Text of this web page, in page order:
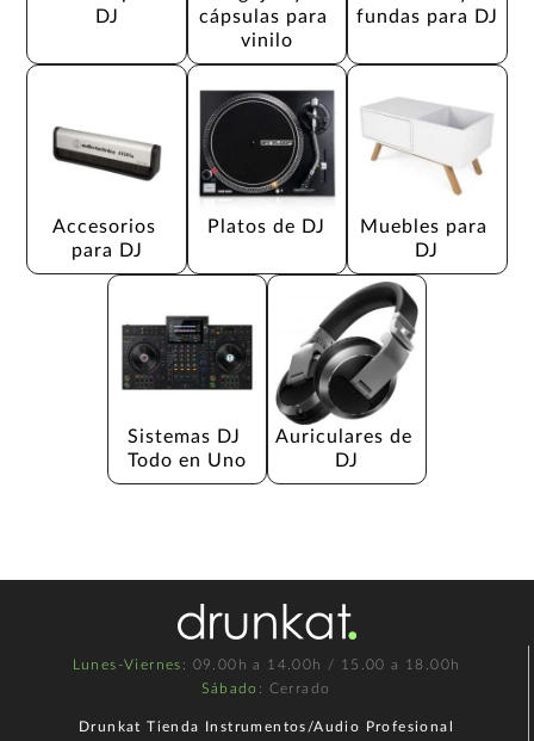
DJ
cápsulas para
vinilo
fundas para DJ
Accesorios
para DJ
Platos de DJ
Muebles para
DJ
Sistemas DJ
Todo en Uno
Auriculares de
DJ
Lunes-Viernes : 09.00h a 14.00h / 15.00 a 18.00h
Sábado : Cerrado
Drunkat Tienda Instrumentos/Audio Profesional